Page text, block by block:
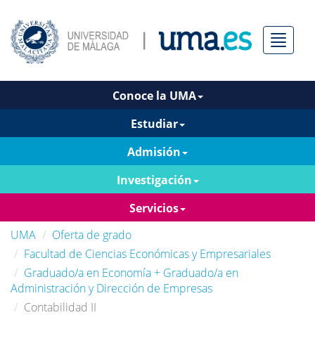
Menú
Conoce la UMA
Estudiar
Admisión
Investigación
Servicios
UMA
Oferta de grado
Facultad de Ciencias Económicas y Empresariales
Graduado/a en Economía + Graduado/a en
Administración y Dirección de Empresas
Contabilidad II